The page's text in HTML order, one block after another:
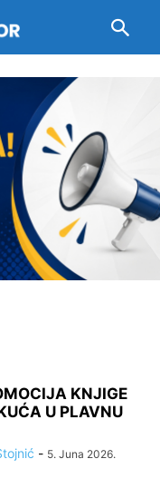
KNJIGE
U PLAVNU
- 5. Juna 2026.